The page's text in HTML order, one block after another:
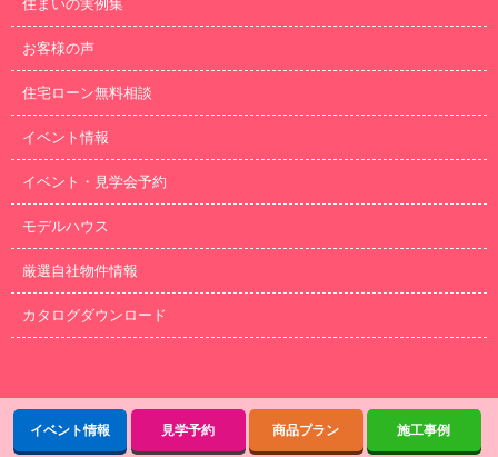
住まいの実例集
お客様の声
住宅ローン無料相談
イベント情報
イベント・見学会予約
モデルハウス
厳選自社物件情報
カタログダウンロード
奈良、橿原市、桜井市、大和高田市、香芝市ローコスト住宅・注文住宅のバンビハイ
イベント情報 見学予約 商品プラン 施工事例